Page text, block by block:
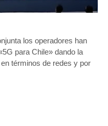
los operadores han
para Chile» dando la
términos de redes y por